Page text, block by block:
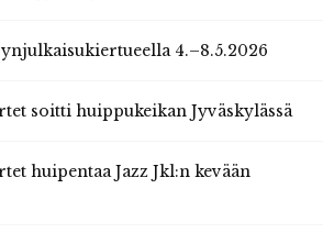
4.–8.5.2026
soitti huippukeikan Jyväskylässä
huipentaa Jazz Jkl:n kevään